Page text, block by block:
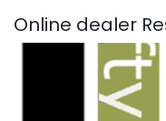
Online dealer